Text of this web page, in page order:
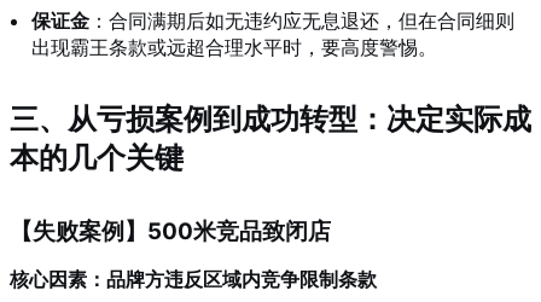
保证金 ：合同满期后如无违约应无息退还，但在合同细则
出现霸王条款或远超合理水平时，要高度警惕。
三、从亏损案例到成功转型：决定实际成
本的几个关键
【失败案例】500米竞品致闭店
核心因素：品牌方违反区域内竞争限制条款